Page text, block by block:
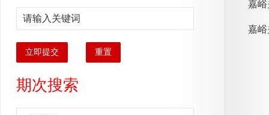
立即提交 重置
期次搜索
嘉峪